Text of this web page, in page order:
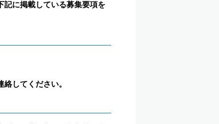
記に掲載している募集要項を
してください。